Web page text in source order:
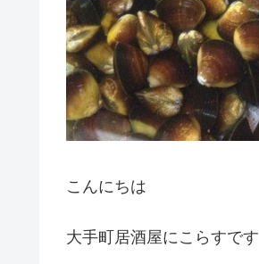
こんにちは
大手町居酒屋にこらすです